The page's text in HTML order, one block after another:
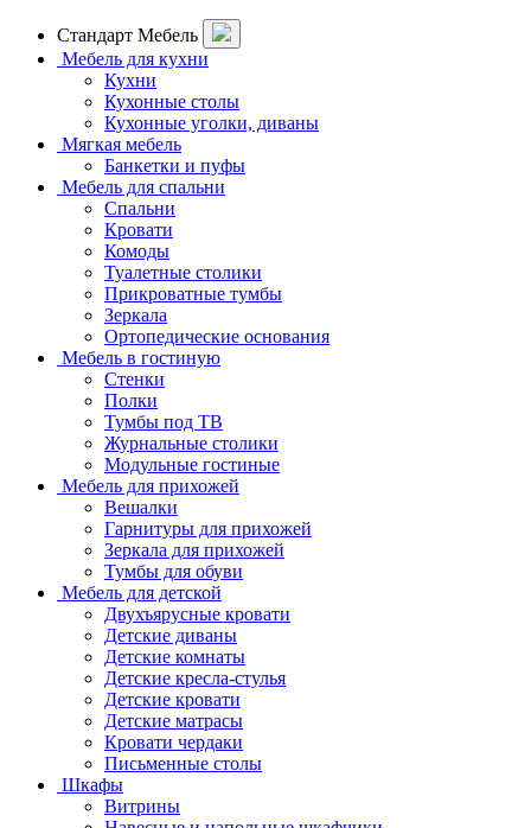
Стандарт Мебель
Мебель для кухни
Кухни
Кухонные столы
Кухонные уголки, диваны
Мягкая мебель
Банкетки и пуфы
Мебель для спальни
Спальни
Кровати
Комоды
Туалетные столики
Прикроватные тумбы
Зеркала
Ортопедические основания
Мебель в гостиную
Стенки
Полки
Тумбы под ТВ
Журнальные столики
Модульные гостиные
Мебель для прихожей
Вешалки
Гарнитуры для прихожей
Зеркала для прихожей
Тумбы для обуви
Мебель для детской
Двухъярусные кровати
Детские диваны
Детские комнаты
Детские кресла-стулья
Детские кровати
Детские матрасы
Кровати чердаки
Письменные столы
Шкафы
Витрины